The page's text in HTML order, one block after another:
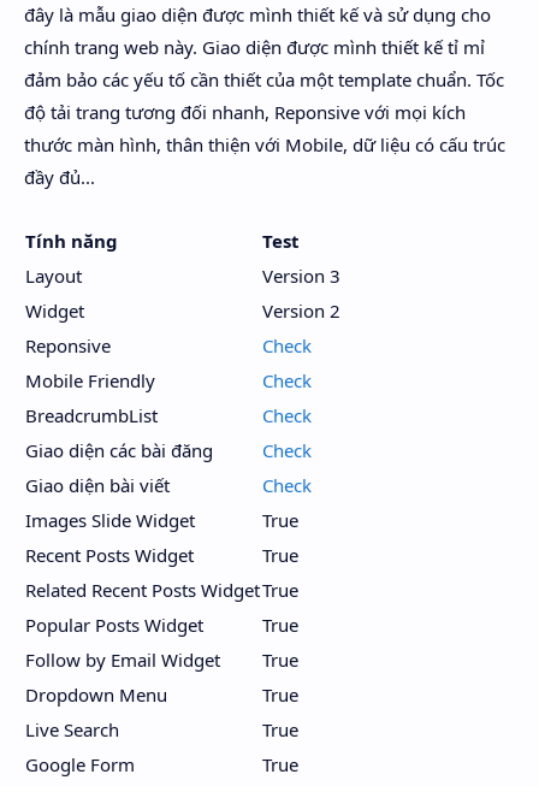
đây là mẫu giao diện được mình thiết kế và sử dụng cho
chính trang web này. Giao diện được mình thiết kế tỉ mỉ
đảm bảo các yếu tố cần thiết của một template chuẩn. Tốc
độ tải trang tương đối nhanh, Reponsive với mọi kích
thước màn hình, thân thiện với Mobile, dữ liệu có cấu trúc
đầy đủ...
Tính năng
Test
Layout
Version 3
Widget
Version 2
Reponsive
Check
Mobile Friendly
Check
BreadcrumbList
Check
Giao diện các bài đăng
Check
Giao diện bài viết
Check
Images Slide Widget
True
Recent Posts Widget
True
Related Recent Posts WidgetTrue
Popular Posts Widget
True
Follow by Email Widget
True
Dropdown Menu
True
Live Search
True
Google Form
True